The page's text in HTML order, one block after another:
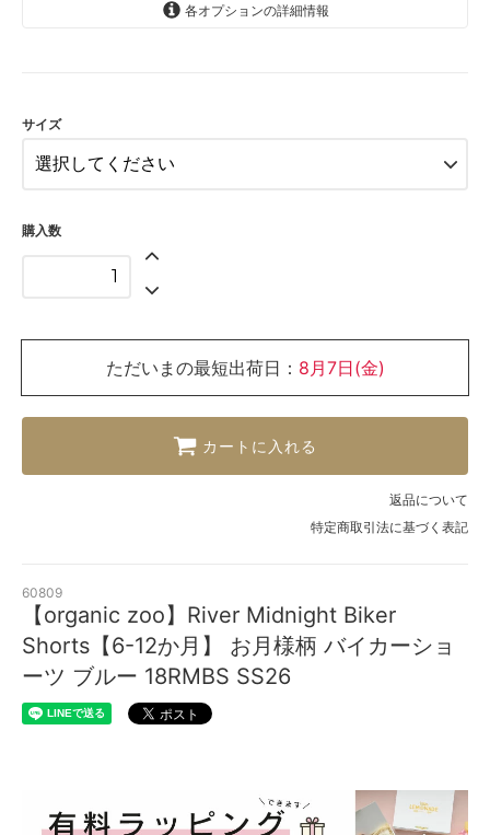
各オプションの詳細情報
サイズ
購入数
ただいまの最短出荷日： 8月7日(金)
カートに入れる
返品について
特定商取引法に基づく表記
60809
【organic zoo】River Midnight Biker
Shorts【6-12か月】 お月様柄 バイカーショ
ーツ ブルー 18RMBS SS26